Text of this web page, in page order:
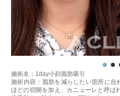
施術名：1day小顔脂肪吸引
施術内容：脂肪を減らしたい箇所に
ほどの切開を加え、カニューレと呼ば